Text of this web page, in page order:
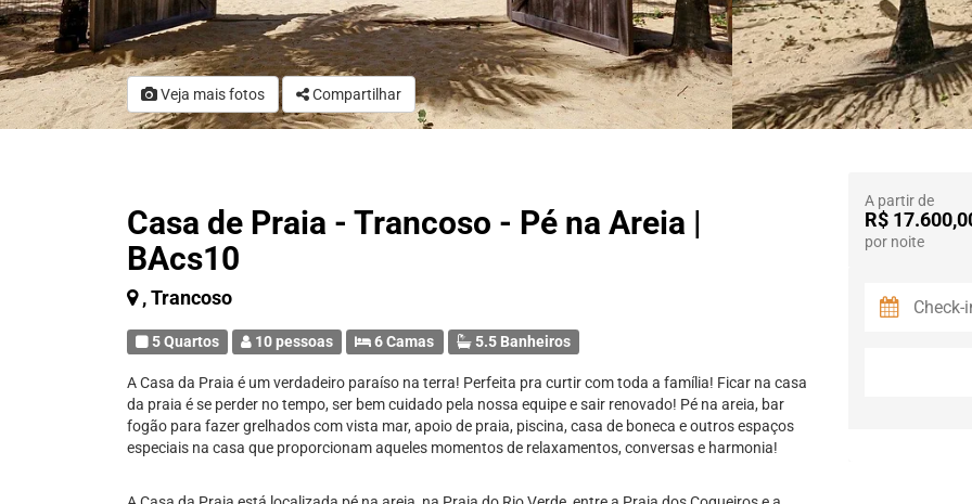
Veja mais fotos Compartilhar
Casa de Praia - Trancoso - Pé na Areia |
BAcs10
, Trancoso
5 Quartos 10 pessoas 6 Camas 5.5 Banheiros
A Casa da Praia é um verdadeiro paraíso na terra! Perfeita pra curtir com toda a família! Ficar na casa
da praia é se perder no tempo, ser bem cuidado pela nossa equipe e sair renovado! Pé na areia, bar
fogão para fazer grelhados com vista mar, apoio de praia, piscina, casa de boneca e outros espaços
especiais na casa que proporcionam aqueles momentos de relaxamentos, conversas e harmonia!
A partir de
R$
por noite